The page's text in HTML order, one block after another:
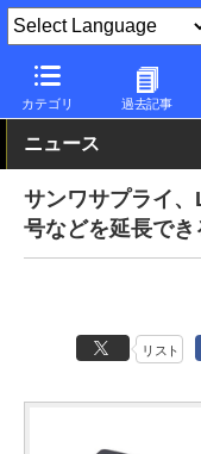
カテゴリ 過去記事
PC Watch 半導体/周辺
ニュース
サンワサプライ
号などを延長で
リスト